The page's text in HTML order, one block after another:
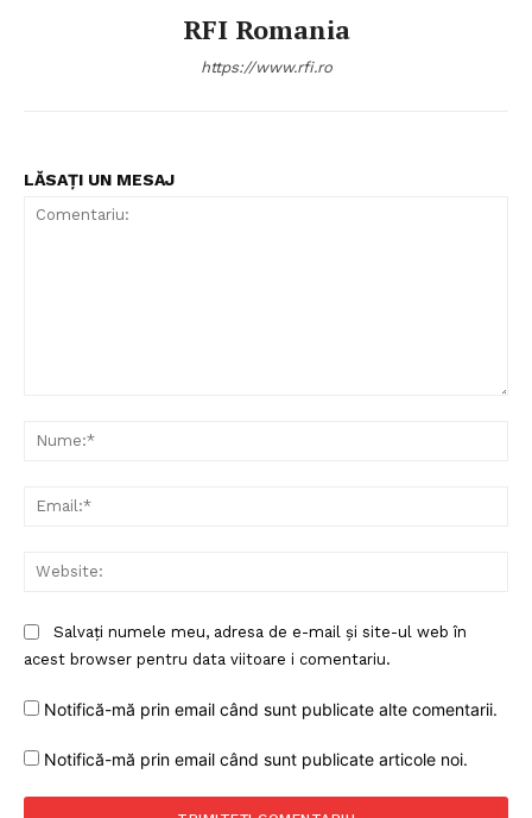
Un proiect
FREEDOM HOUSE ROMÂNIA
RFI Romania
https://www.rfi.ro
LĂSAȚI UN MESAJ
Salvați numele meu, adresa de e-mail și site-ul web în
acest browser pentru data viitoare i comentariu.
Notifică-mă prin email când sunt publicate alte comentarii.
Notifică-mă prin email când sunt publicate articole noi.